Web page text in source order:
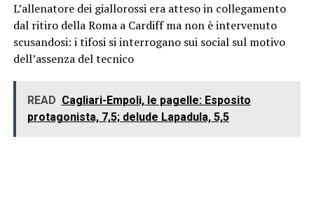
L’allenatore dei giallorossi era atteso in collegamento
dal ritiro della Roma a Cardiff ma non è intervenuto
scusandosi: i tifosi si interrogano sui social sul motivo
dell’assenza del tecnico
READ Cagliari-Empoli, le pagelle: Esposito
protagonista, 7,5; delude Lapadula, 5,5